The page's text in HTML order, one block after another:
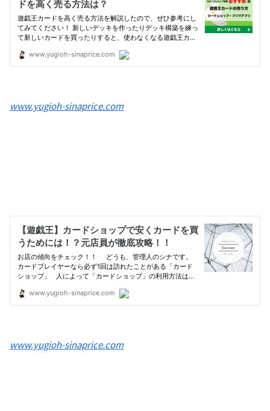
www.yugioh-sinaprice.com
www.yugioh-sinaprice.com